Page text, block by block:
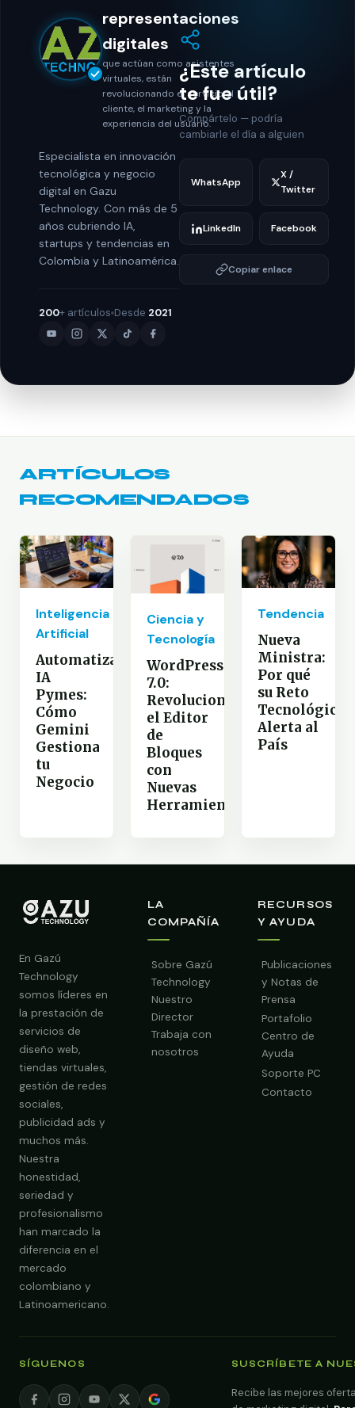
representaciones
digitales
que actúan como asistentes
virtuales, están
revolucionando el servicio al
cliente, el marketing y la
experiencia del usuario.
Especialista en innovación
tecnológica y negocio
digital en Gazu
Technology. Con más de 5
años cubriendo IA,
startups y tendencias en
Colombia y Latinoamérica.
200+ artículos Desde 2021
¿Este artículo
te fue útil?
Compártelo — podría
cambiarle el día a alguien
WhatsApp
X /
Twitter
LinkedIn Facebook
Copiar enlace
ARTÍCULOS
RECOMENDADOS
Inteligencia
Artificial
Automatización
IA
Pymes:
Cómo
Gemini
Gestiona
tu
Negocio
Ciencia y
Tecnología
WordPress
7.0:
Revoluciona
el Editor
de
Bloques
con
Nuevas
Herramientas
Tendencia
Nueva
Ministra:
Por qué
su Reto
Tecnológico
Alerta al
País
En Gazú
Technology
somos líderes en
la prestación de
servicios de
diseño web,
tiendas virtuales,
gestión de redes
sociales,
publicidad ads y
muchos más.
Nuestra
honestidad,
seriedad y
profesionalismo
han marcado la
diferencia en el
mercado
colombiano y
Latinoamericano.
LA
COMPAÑÍA
Sobre Gazú
Technology
Nuestro
Director
Trabaja con
nosotros
RECURSOS
Y AYUDA
Publicaciones
y Notas de
Prensa
Portafolio
Centro de
Ayuda
Soporte PC
Contacto
SÍGUENOS SUSCRÍBETE A
Recibe las mejores